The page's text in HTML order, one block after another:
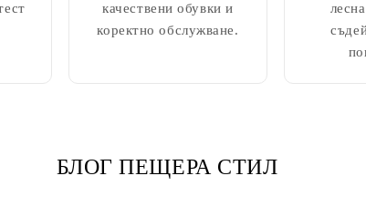
качествени обувки и
коректно обслужване.
БЛОГ ПЕЩЕРА СТИЛ